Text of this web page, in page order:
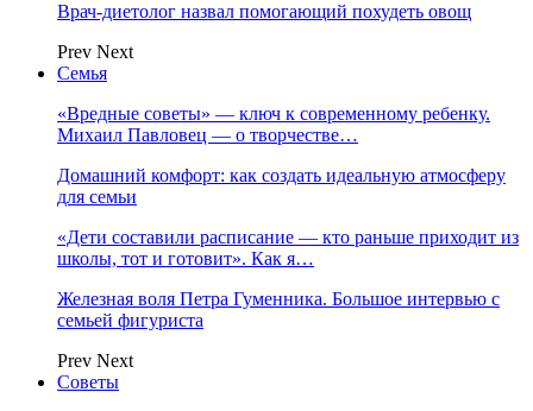
Врач-диетолог назвал помогающий похудеть овощ
Prev Next
Семья
«Вредные советы» — ключ к современному ребенку.
Михаил Павловец — о творчестве…
Домашний комфорт: как создать идеальную атмосферу
для семьи
«Дети составили расписание — кто раньше приходит из
школы, тот и готовит». Как я…
Железная воля Петра Гуменника. Большое интервью с
семьей фигуриста
Prev Next
Советы